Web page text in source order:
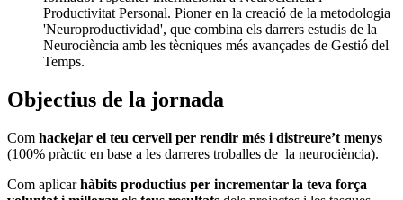
Productivitat Personal. Pioner en la creació de la metodologia
'Neuroproductividad', que combina els darrers estudis de la
Neurociència amb les tècniques més avançades de Gestió del
Temps.
Objectius de la jornada
Com hackejar el teu cervell per rendir més i distreure’t menys
(100% pràctic en base a les darreres troballes de la neurociència).
Com aplicarhàbits productius per incrementar la teva força